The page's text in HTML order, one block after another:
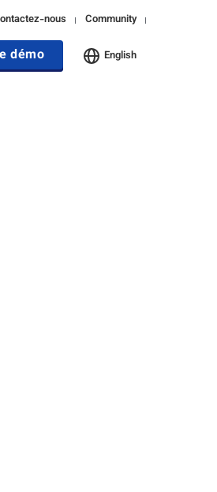
nous Community
démo English